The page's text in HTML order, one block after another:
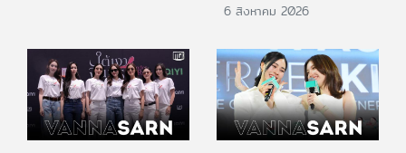
6 สิงหาคม 2026